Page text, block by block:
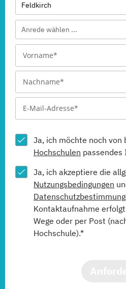
Feldkirch
Anrede wählen ...
Ja, ich möchte noch von
Hochschulen
Ja, ich akzeptiere die
Nutzungsbedingungen
Kontaktaufnahme
Wege oder per Post
Hochschule).*